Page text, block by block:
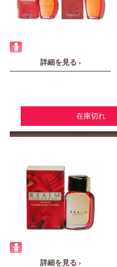
詳細を見る ›
在庫切れ
詳細を見る ›